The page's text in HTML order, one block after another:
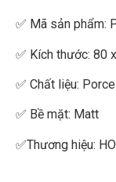
✅ Mã sản phẩm:
✅ Kích thước: 80
✅ Chất liệu:
✅ Bề mặt: Matt
✅Thương hiệu: